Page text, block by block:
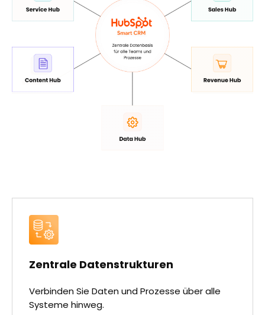
Zentrale Datenstrukturen
Verbinden Sie Daten und Prozesse über alle
Systeme hinweg.